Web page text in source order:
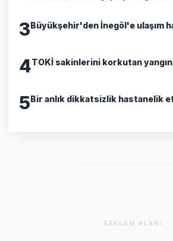
3Büyükşehir'den İnegöl'e ulaşım
4TOKİ sakinlerini korkutan yangın
5Bir anlık dikkatsizlik hastanelik
REKLAM ALANI